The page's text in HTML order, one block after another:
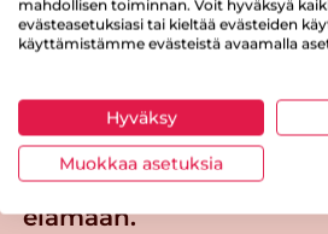
Tästä merkistä tunnistat
Takaisin ylös
Sydänmerkki —
elämään.
mahdollisen toiminnan. Voit hyväksyä
evästeasetuksiasi tai kieltää evästeiden
käyttämistämme evästeistä avaamalla
Hyväksy
Muokkaa asetuksia